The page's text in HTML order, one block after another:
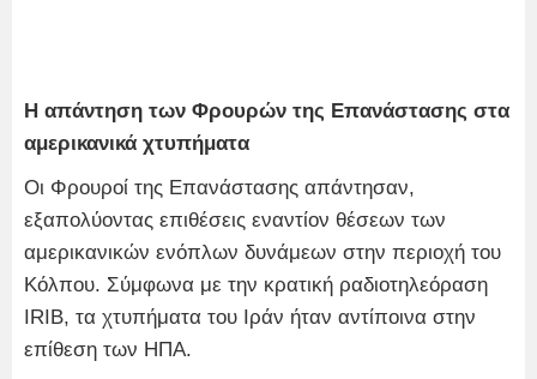
Η απάντηση των Φρουρών της Επανάστασης στα
αμερικανικά χτυπήματα
Οι Φρουροί της Επανάστασης απάντησαν,
εξαπολύοντας επιθέσεις εναντίον θέσεων των
αμερικανικών ενόπλων δυνάμεων στην περιοχή του
Κόλπου. Σύμφωνα με την κρατική ραδιοτηλεόραση
IRIB, τα χτυπήματα του Ιράν ήταν αντίποινα στην
επίθεση των ΗΠΑ.